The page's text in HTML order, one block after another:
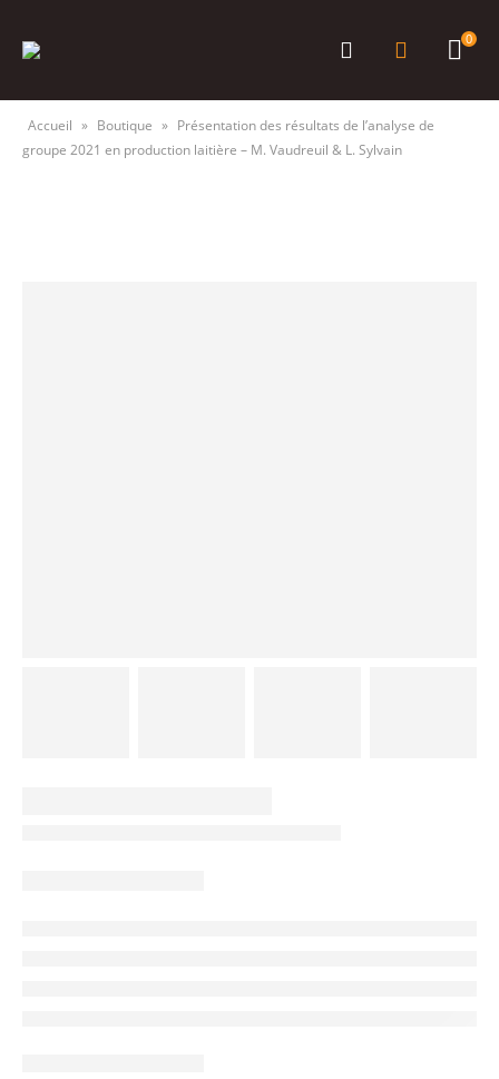
0
Accueil » Boutique » Présentation des résultats de l’analyse de
groupe 2021 en production laitière – M. Vaudreuil & L. Sylvain